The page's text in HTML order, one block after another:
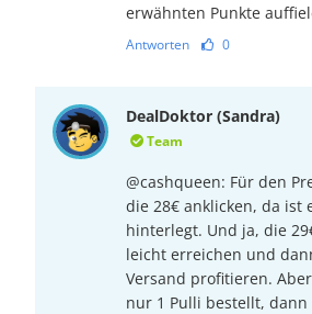
erwähnten Punkte
Antworten 0
DealDoktor (Sandra)
Team
@cashqueen: Für den
die 28€ anklicken, da ist
hinterlegt. Und ja, die
leicht erreichen und
Versand profitieren.
nur 1 Pulli bestellt,